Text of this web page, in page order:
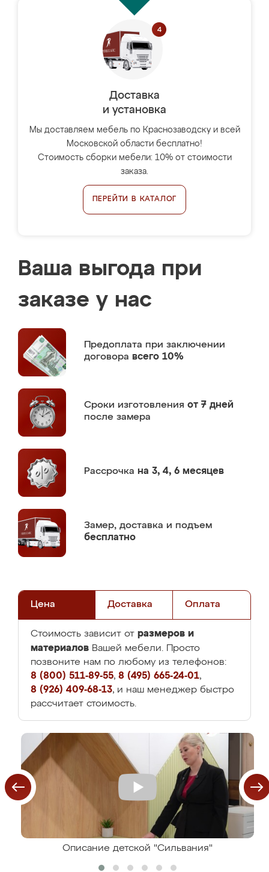
Доставка
и установка
Мы доставляем мебель по Краснозаводску и всей
Московской области бесплатно!
Стоимость сборки мебели: 10% от стоимости
заказа.
ПЕРЕЙТИ В КАТАЛОГ
Ваша выгода при
заказе у нас
Предоплата при заключении
договора всего 10%
Сроки изготовления от 7 дней
после замера
Рассрочка на 3, 4, 6 месяцев
Замер, доставка и подъем
бесплатно
Цена Доставка Оплата
Стоимость зависит от размеров и
материалов Вашей мебели. Просто
позвоните нам по любому из телефонов:
8 (800) 511-89-55, 8 (495) 665-24-01,
8 (926) 409-68-13, и наш менеджер быстро
рассчитает стоимость.
Описание детской "Сильвания"